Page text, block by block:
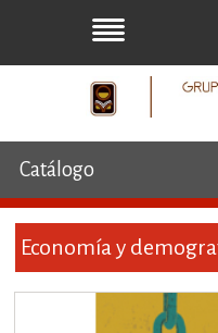
Catálogo
Economía y